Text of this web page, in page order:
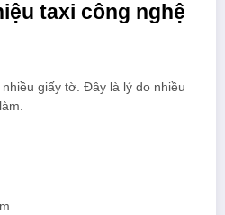
taxi công nghệ
giấy tờ. Đây là lý do nhiều